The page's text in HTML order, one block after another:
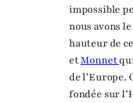
impossible
nous avons
hauteur de
etMonnet
de l’Europe.
fondée sur